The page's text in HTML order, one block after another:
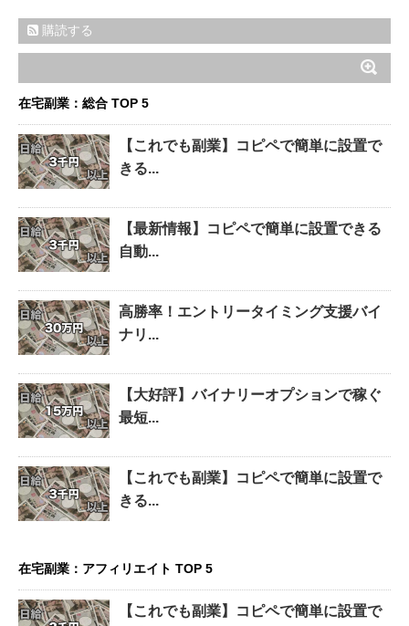
購読する
在宅副業：総合 TOP 5
【これでも副業】コピペで簡単に設置で
きる...
【最新情報】コピペで簡単に設置できる
自動...
高勝率！エントリータイミング支援バイ
ナリ...
【大好評】バイナリーオプションで稼ぐ
最短...
【これでも副業】コピペで簡単に設置で
きる...
在宅副業：アフィリエイト TOP 5
【これでも副業】コピペで簡単に設置で